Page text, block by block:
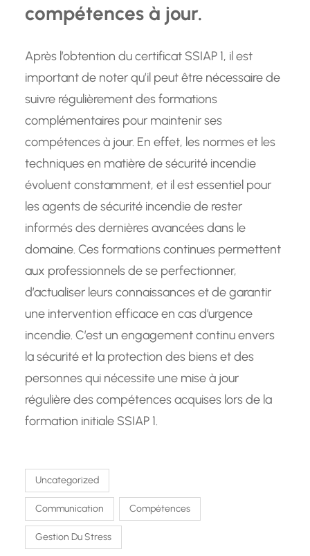
compétences à jour.
Après l’obtention du certificat SSIAP 1, il est
important de noter qu’il peut être nécessaire de
suivre régulièrement des formations
complémentaires pour maintenir ses
compétences à jour. En effet, les normes et les
techniques en matière de sécurité incendie
évoluent constamment, et il est essentiel pour
les agents de sécurité incendie de rester
informés des dernières avancées dans le
domaine. Ces formations continues permettent
aux professionnels de se perfectionner,
d’actualiser leurs connaissances et de garantir
une intervention efficace en cas d’urgence
incendie. C’est un engagement continu envers
la sécurité et la protection des biens et des
personnes qui nécessite une mise à jour
régulière des compétences acquises lors de la
formation initiale SSIAP 1.
Uncategorized
Communication Compétences
Gestion Du Stress